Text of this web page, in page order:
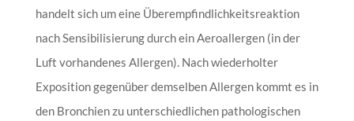
handelt sich um eine Überempfindlichkeitsreaktion
nach Sensibilisierung durch ein Aeroallergen (in der
Luft vorhandenes Allergen). Nach wiederholter
Exposition gegenüber demselben Allergen kommt es in
den Bronchien zu unterschiedlichen pathologischen